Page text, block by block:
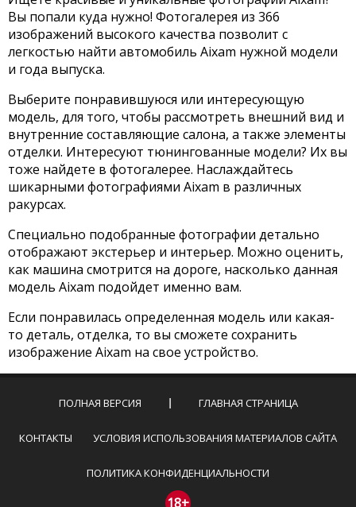
Вы попали куда нужно! Фотогалерея из 366
изображений высокого качества позволит с
легкостью найти автомобиль Aixam нужной модели
и года выпуска.
Выберите понравившуюся или интересующую
модель, для того, чтобы рассмотреть внешний вид и
внутренние составляющие салона, а также элементы
отделки. Интересуют тюнингованные модели? Их вы
тоже найдете в фотогалерее. Наслаждайтесь
шикарными фотографиями Aixam в различных
ракурсах.
Специально подобранные фотографии детально
отображают экстерьер и интерьер. Можно оценить,
как машина смотрится на дороге, насколько данная
модель Aixam подойдет именно вам.
Если понравилась определенная модель или какая-
то деталь, отделка, то вы сможете сохранить
изображение Aixam на свое устройство.
ПОЛНАЯ ВЕРСИЯ ГЛАВНАЯ СТРАНИЦА
КОНТАКТЫ УСЛОВИЯ ИСПОЛЬЗОВАНИЯ МАТЕРИАЛОВ САЙТА
ПОЛИТИКА КОНФИДЕНЦИАЛЬНОСТИ
18+